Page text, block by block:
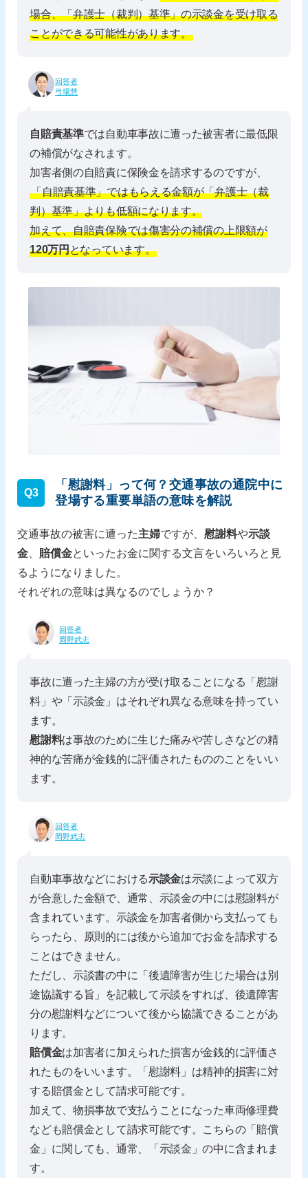
場合、「弁護士（裁判）基準」の示談金を受け取る
ことができる可能性があります。
回答者
弓場慧
自賠責基準では自動車事故に遭った被害者に最低限
の補償がなされます。
加害者側の自賠責に保険金を請求するのですが、
「自賠責基準」ではもらえる金額が「弁護士（裁
判）基準」よりも低額になります。
加えて、自賠責保険では傷害分の補償の上限額が
120万円となっています。
Q3
「慰謝料」って何？交通事故の通院中に
登場する重要単語の意味を解説
交通事故の被害に遭った主婦ですが、慰謝料や示談
金
賠償金といったお金に関する文言をいろいろと見
るようになりました。
それぞれの意味は異なるのでしょうか？
回答者
岡野武志
事故に遭った主婦の方が受け取ることになる「慰謝
料」や「示談金」はそれぞれ異なる意味を持ってい
ます。
慰謝料は事故のために生じた痛みや苦しさなどの精
神的な苦痛が金銭的に評価されたもののことをいい
ます。
回答者
岡野武志
自動車事故などにおける示談金は示談によって双方
が合意した金額で、通常、示談金の中には慰謝料が
含まれています。示談金を加害者側から支払っても
らったら、原則的には後から追加でお金を請求する
ことはできません。
ただし、示談書の中に「後遺障害が生じた場合は別
途協議する旨」を記載して示談をすれば、後遺障害
分の慰謝料などについて後から協議できることがあ
ります。
賠償金は加害者に加えられた損害が金銭的に評価さ
れたものをいいます。「慰謝料」は精神的損害に対
する賠償金として請求可能です。
加えて、物損事故で支払うことになった車両修理費
なども賠償金として請求可能です。こちらの「賠償
金」に関しても、通常、「示談金」の中に含まれま
す。